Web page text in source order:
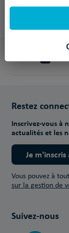
Restez
Inscrivez-vous à
actualités et les
Je
Vous pouvez à
sur la gestion de
Suivez-nous